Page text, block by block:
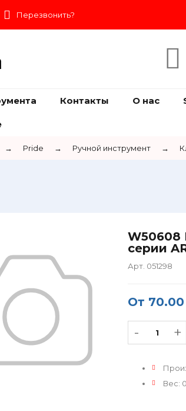
Перезвонить?
Контакты О нас
→ Pride → Ручной инструмент →
W50608
серии
Арт. 051298
От
- +
Вес: